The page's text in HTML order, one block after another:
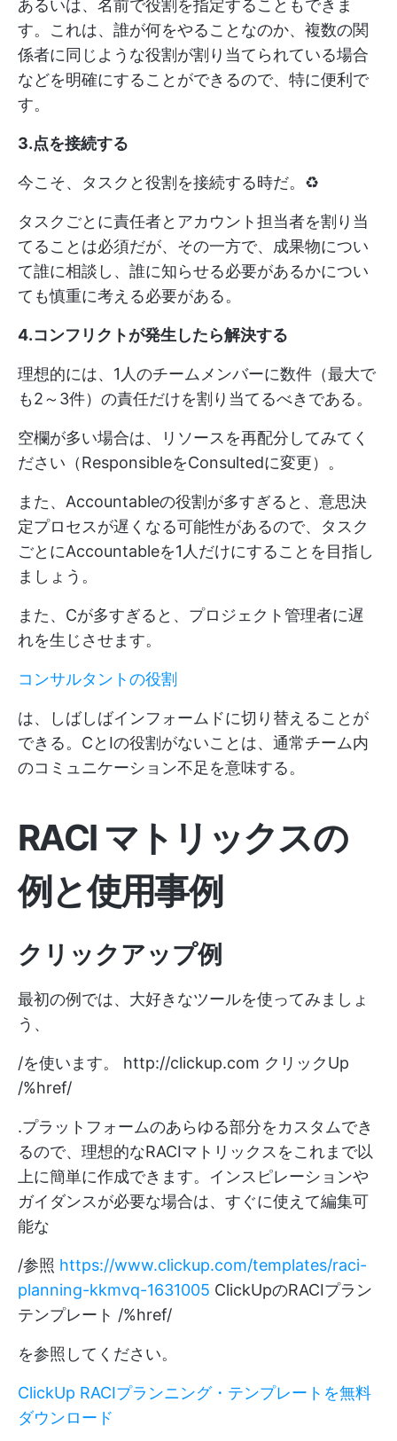
あるいは、名前で役割を指定することもできま
す。これは、誰が何をやることなのか、複数の関
係者に同じような役割が割り当てられている場合
などを明確にすることができるので、特に便利で
す。
3.点を接続する
今こそ、タスクと役割を接続する時だ。♻️
タスクごとに責任者とアカウント担当者を割り当
てることは必須だが、その一方で、成果物につい
て誰に相談し、誰に知らせる必要があるかについ
ても慎重に考える必要がある。
4.コンフリクトが発生したら解決する
理想的には、1人のチームメンバーに数件（最大で
も2～3件）の責任だけを割り当てるべきである。
空欄が多い場合は、リソースを再配分してみてく
ださい（ResponsibleをConsultedに変更）。
また、Accountableの役割が多すぎると、意思決
定プロセスが遅くなる可能性があるので、タスク
ごとにAccountableを1人だけにすることを目指し
ましょう。
また、Cが多すぎると、プロジェクト管理者に遅
れを生じさせます。
コンサルタントの役割
は、しばしばインフォームドに切り替えることが
できる。CとIの役割がないことは、通常チーム内
のコミュニケーション不足を意味する。
RACI マトリックスの
例と使用事例
クリックアップ例
最初の例では、大好きなツールを使ってみましょ
う、
/を使います。 http://clickup.com クリックUp
/%href/
.プラットフォームのあらゆる部分をカスタムでき
るので、理想的なRACIマトリックスをこれまで以
上に簡単に作成できます。インスピレーションや
ガイダンスが必要な場合は、すぐに使えて編集可
能な
/参照 https://www.clickup.com/templates/raci-
planning-kkmvq-1631005 ClickUpのRACIプラン
テンプレート /%href/
を参照してください。
ClickUp RACIプランニング・テンプレートを無料
ダウンロード